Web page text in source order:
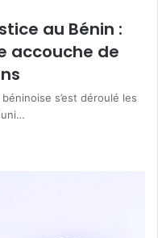
au Bénin :
accouche de
s’est déroulé les